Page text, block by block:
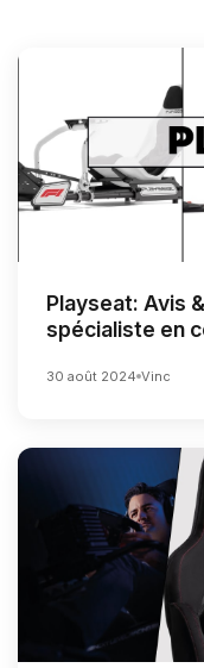
Playseat: Avis
spécialiste en
30 août 2024 Vinc